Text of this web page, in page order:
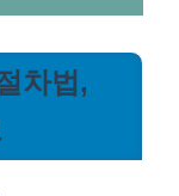
차법,